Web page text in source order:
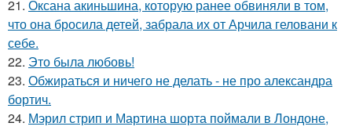
21. Оксана акиньшина, которую ранее обвиняли в том,
что она бросила детей, забрала их от Арчила геловани к
себе.
22. Это была любовь!
23. Обжираться и ничего не делать - не про александра
бортич.
24. Мэрил стрип и Мартина шорта поймали в Лондоне,